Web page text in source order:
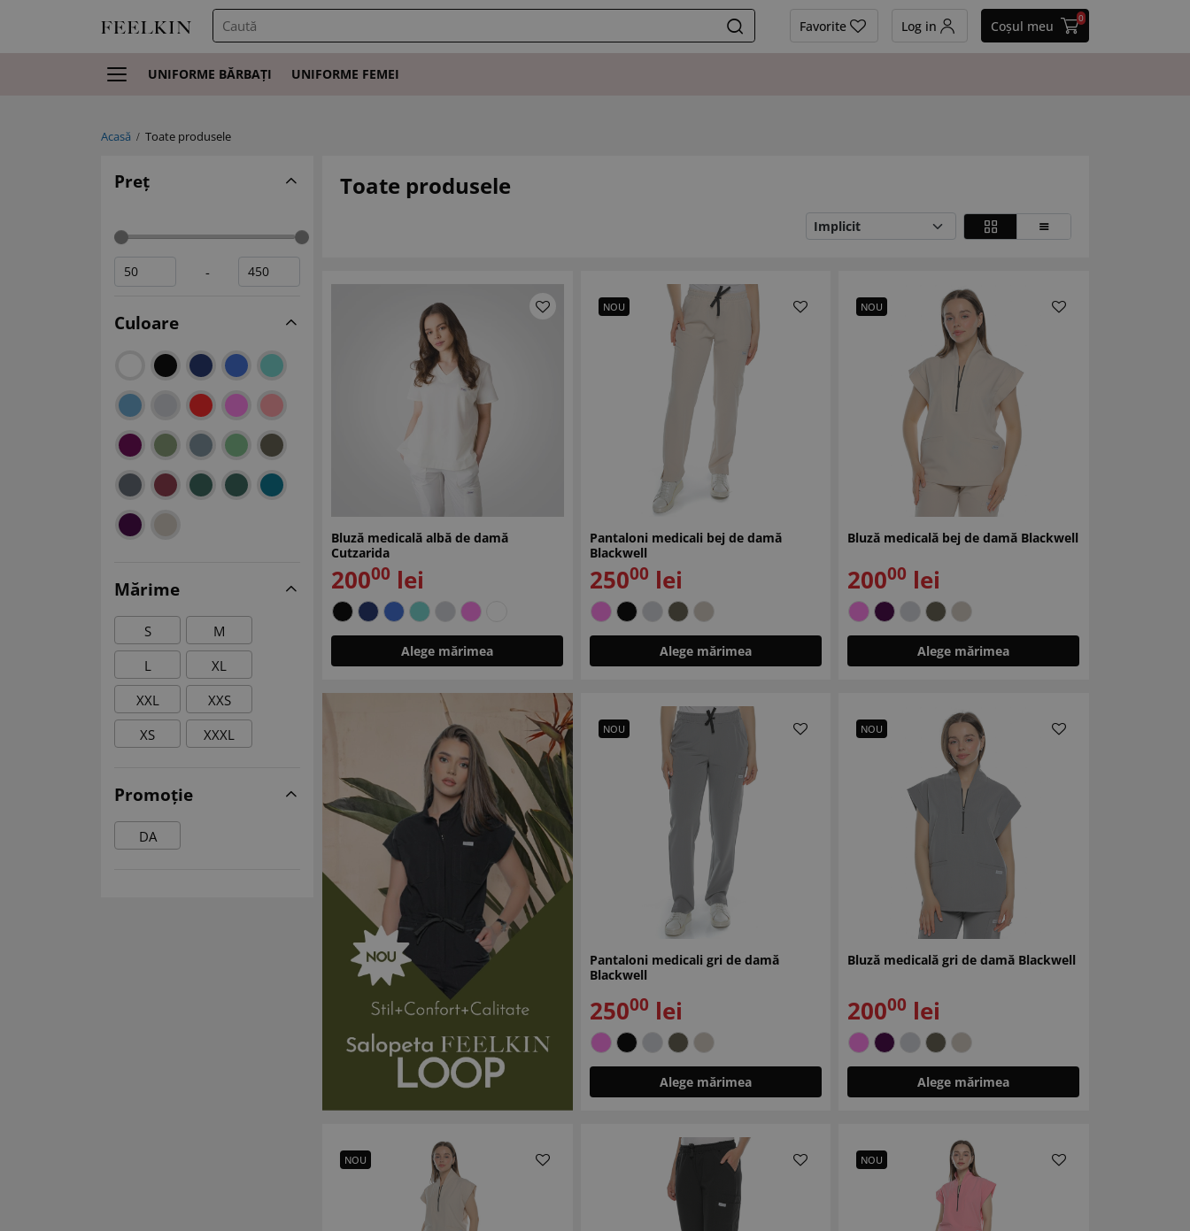
Favorite Log in Coșul meu 0
UNIFORME BĂRBAȚI UNIFORME FEMEI
Acasă Toate produsele
Preț
-
Culoare
Mărime
S
M
L
XL
XXL
XXS
XS
XXXL
Promoție
DA
Toate produsele
Bluză medicală albă de damă
Cutzarida
20000 lei
Alege mărimea
NOU
Pantaloni medicali bej de damă
Blackwell
25000 lei
Alege mărimea
NOU
Bluză medicală bej de damă Blackwell
20000 lei
Alege mărimea
NOU
Pantaloni medicali gri de damă
Blackwell
25000 lei
Alege mărimea
NOU
Bluză medicală gri de damă Blackwell
20000 lei
Alege mărimea
NOU NOU